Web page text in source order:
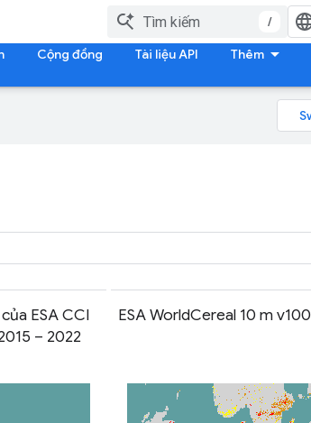
/
Cộng đồng Tài liệu API Thêm
ESA CCI
– 2022
ESA WorldCereal 10 m v100